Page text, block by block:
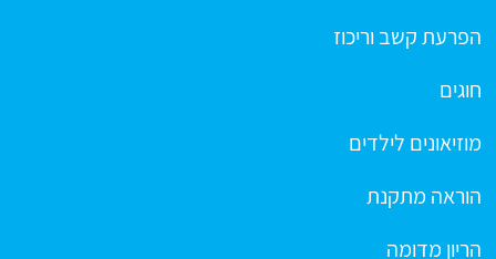
הפרעת קשב וריכוז
חוגים
מוזיאונים לילדים
הוראה מתקנת
הריון מדומה